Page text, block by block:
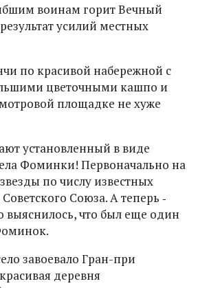
воинам горит Вечный
усилий местных
по красивой набережной с
цветочными кашпо и
площадке не хуже
установленный в виде
Фоминки! Первоначально на
по числу известных
Союза. А теперь ‑
выяснилось, что был еще один
завоевало Гран-при
деревня